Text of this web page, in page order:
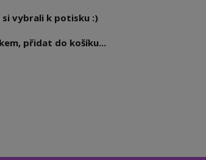
vybrali k potisku :)
přidat do košíku...